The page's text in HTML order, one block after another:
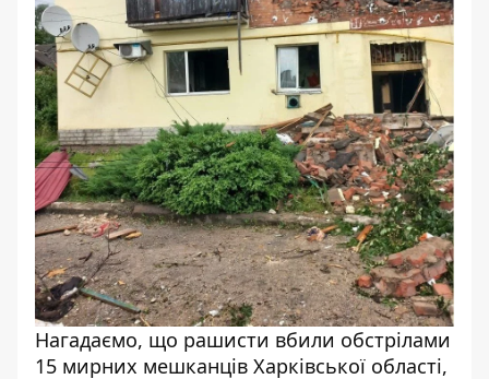
Нагадаємо, що рашисти вбили обстрілами
15 мирних мешканців Харківської області,